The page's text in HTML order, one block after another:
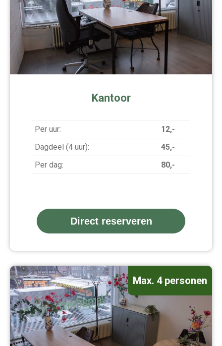
Kantoor
Per uur:
12,-
Dagdeel (4 uur):
45,-
Per dag:
80,-
Direct reserveren
Max. 4 personen